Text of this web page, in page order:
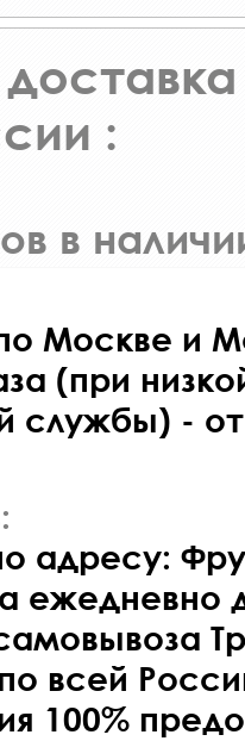
:
в
Москве и
(при
службы) -
адресу:
ежедневно
всей
100%